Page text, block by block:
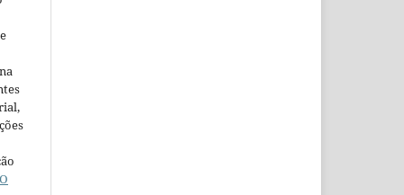
O